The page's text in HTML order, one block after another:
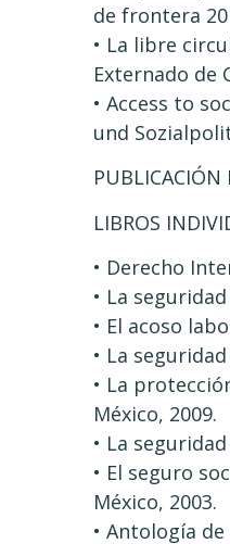
de frontera
• La libre
Externado de
• Access to
und
PUBLICACIÓN
LIBROS
• Derecho
• La
• El acoso
• La
• La
México, 2009.
• La
• El seguro
México, 2003.
• Antología